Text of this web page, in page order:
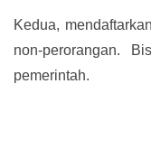
Kedua,
non-perorangan.
pemerintah.